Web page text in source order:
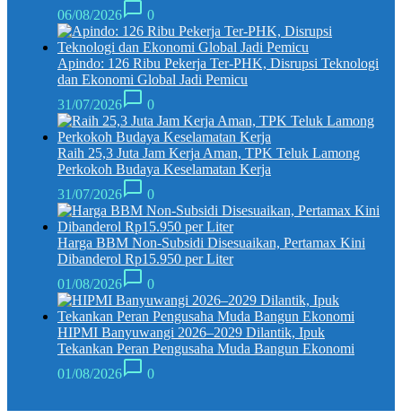
06/08/2026
0
Apindo: 126 Ribu Pekerja Ter-PHK, Disrupsi Teknologi
dan Ekonomi Global Jadi Pemicu
31/07/2026
0
Raih 25,3 Juta Jam Kerja Aman, TPK Teluk Lamong
Perkokoh Budaya Keselamatan Kerja
31/07/2026
0
Harga BBM Non-Subsidi Disesuaikan, Pertamax Kini
Dibanderol Rp15.950 per Liter
01/08/2026
0
HIPMI Banyuwangi 2026–2029 Dilantik, Ipuk
Tekankan Peran Pengusaha Muda Bangun Ekonomi
01/08/2026
0